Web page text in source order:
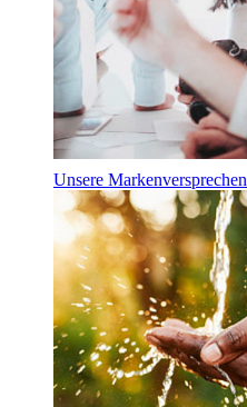
Unsere Markenversprechen